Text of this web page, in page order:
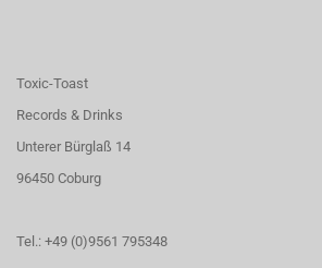
Toxic-Toast
Records & Drinks
Unterer Bürglaß 14
96450 Coburg
Tel.: +49 (0)9561 795348